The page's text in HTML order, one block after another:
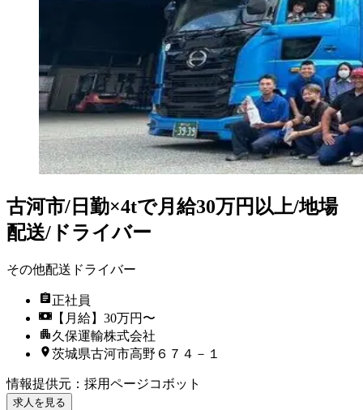
古河市/日勤×4tで月給30万円以上/地場
配送/ドライバー
その他配送ドライバー
正社員
【月給】30万円〜
久保運輸株式会社
茨城県古河市高野６７４－１
情報提供元 ： 採用ページコボット
求人を見る